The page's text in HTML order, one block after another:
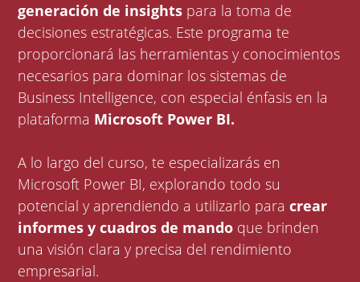
generación de insights para la toma de
decisiones estratégicas. Este programa te
proporcionará las herramientas y conocimientos
necesarios para dominar los sistemas de
Business Intelligence, con especial énfasis en la
plataforma Microsoft Power BI.
A lo largo del curso, te especializarás en
Microsoft Power BI, explorando todo su
potencial y aprendiendo a utilizarlo paracrear
informes y cuadros de mando que brinden
una visión clara y precisa del rendimiento
empresarial.